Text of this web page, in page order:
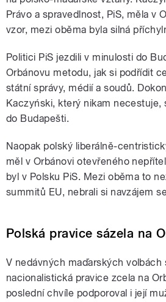
Právo a spravedlnost, PiS, měla v
vzor, mezi oběma byla silná
Politici PiS jezdili v minulosti do
Orbánovu metodu, jak si podřídit
státní správy, médií a soudů.
Kaczyński, který nikam necestuje,
do Budapešti.
Naopak polský liberálně-
měl v Orbánovi otevřeného
byl v Polsku PiS. Mezi oběma to
summitů EU, nebrali si navzájem
Polská pravice sázela na
V nedávných maďarských volbách
nacionalistická pravice zcela na
poslední chvíle podporoval i její